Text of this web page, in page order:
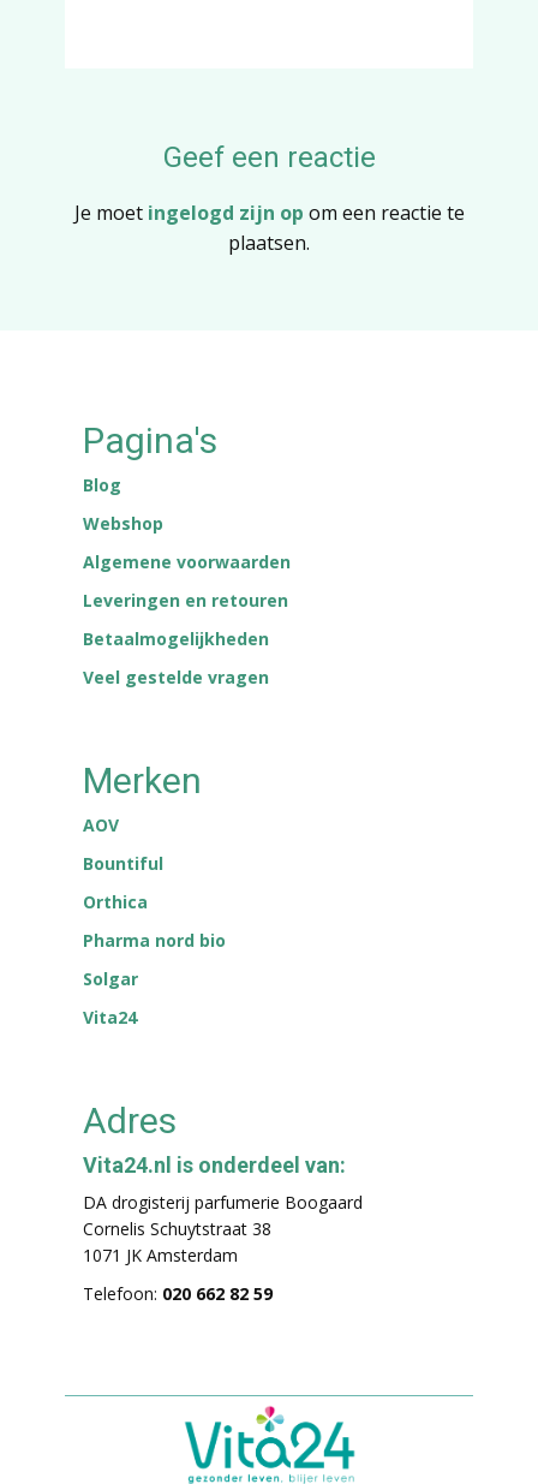
Geef een reactie
Je moet ingelogd zijn op om een reactie te
plaatsen.
Pagina's
Blog
Webshop
Algemene voorwaarden
Leveringen en retouren
Betaalmogelijkheden
Veel gestelde vragen
Merken
AOV
Bountiful
Orthica
Pharma nord bio
Solgar
Vita24
Adres
Vita24.nl is onderdeel van:
DA drogisterij parfumerie Boogaard
Cornelis Schuytstraat 38
1071 JK Amsterdam
Telefoon: 020 662 82 59